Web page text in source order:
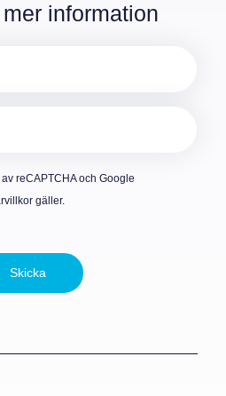
information
reCAPTCHA och Google
gäller.
Skicka